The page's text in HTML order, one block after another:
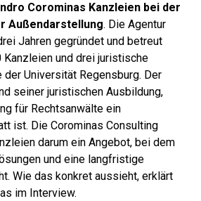
Corominas Kanzleien bei der
Außendarstellung. Die Agentur
Jahren gegründet und betreut
und drei juristische
Universität Regensburg. Der
seiner juristischen Ausbildung,
für Rechtsanwälte ein
ist. Die Corominas Consulting
darum ein Angebot, bei dem
und eine langfristige
Wie das konkret aussieht, erklärt
im Interview.